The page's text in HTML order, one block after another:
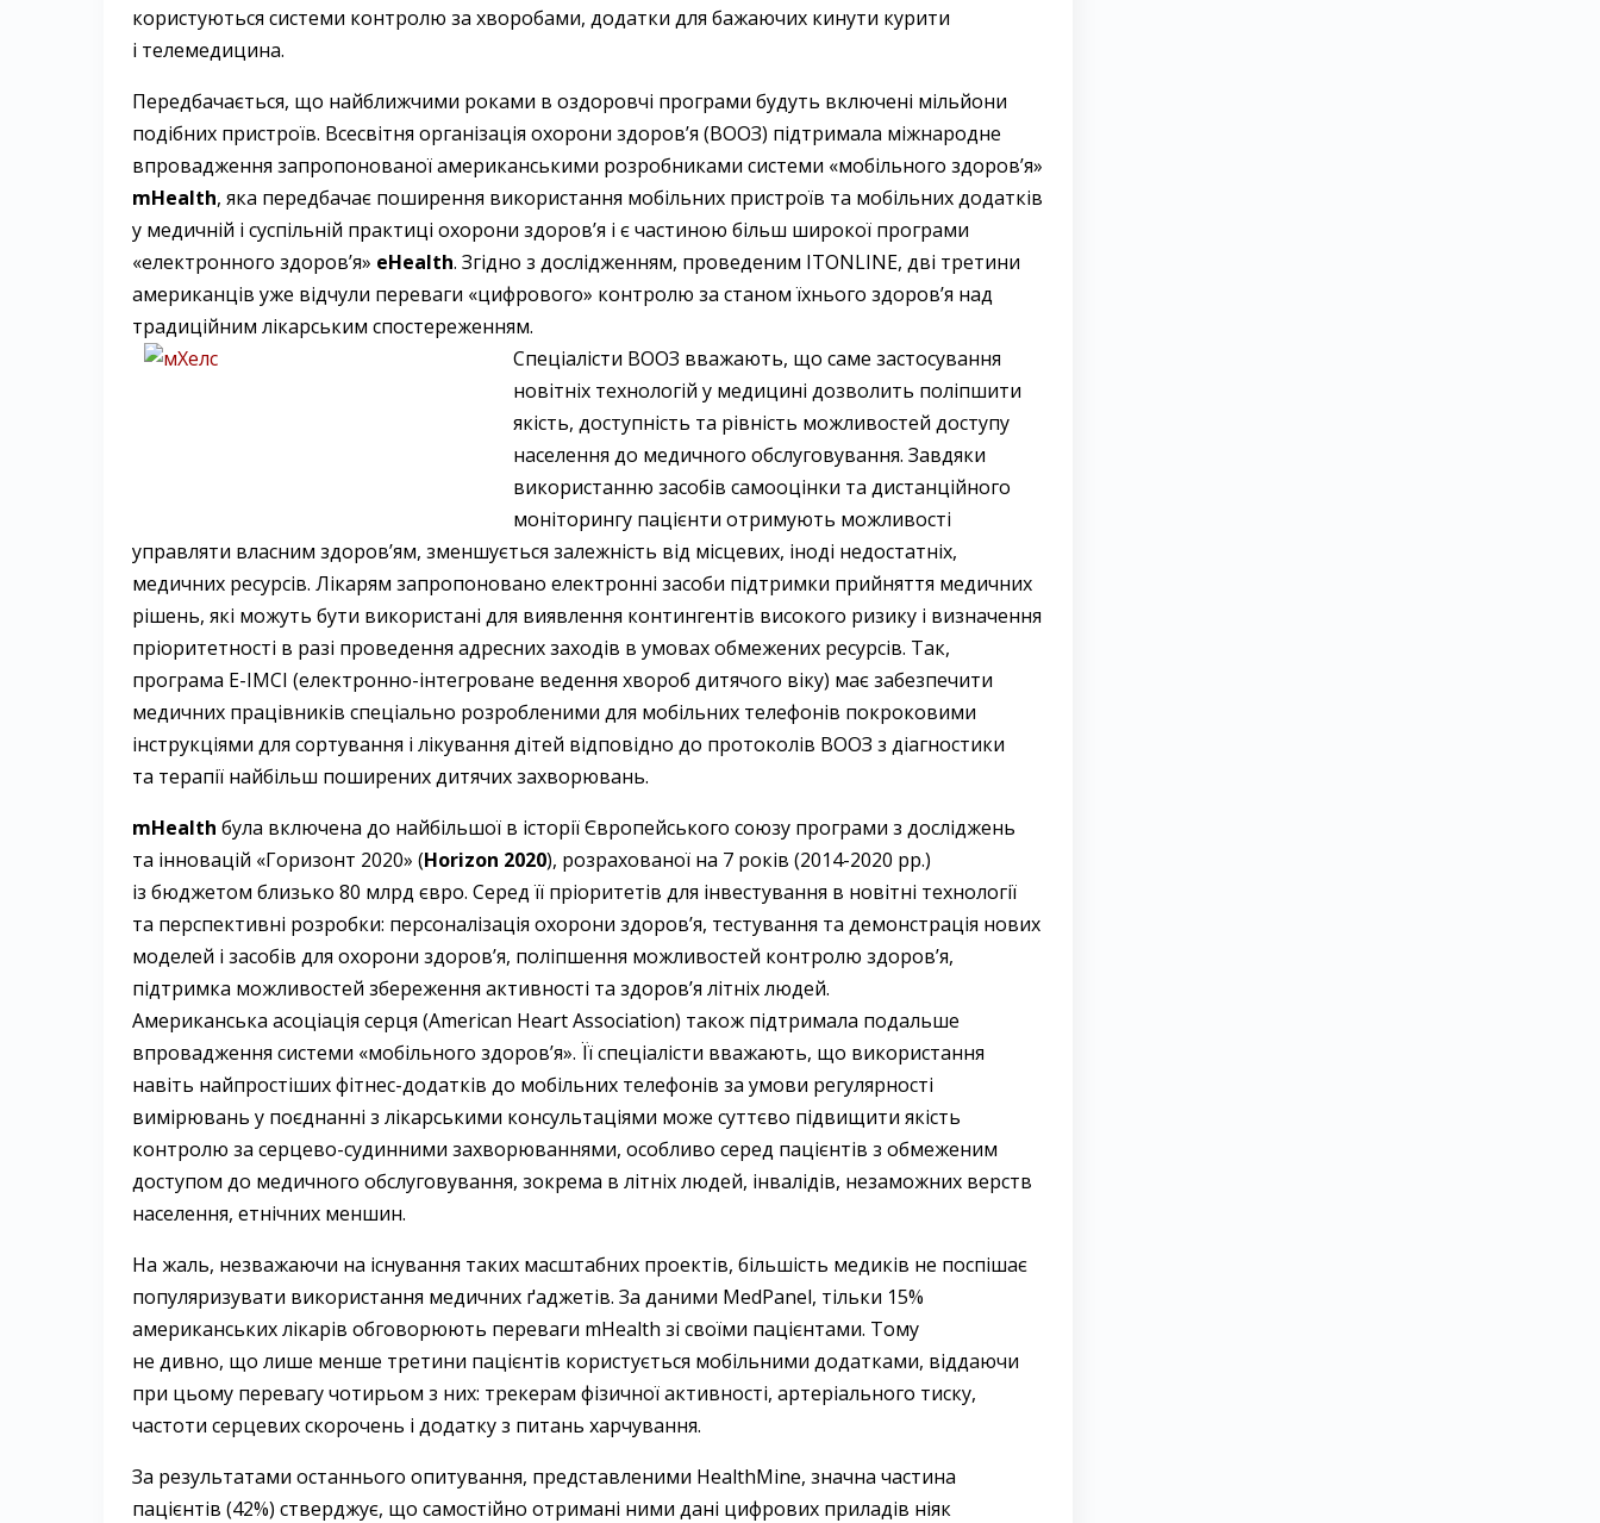
користуються системи контролю за хворобами, додатки для бажаючих кинути курити
і телемедицина.
Передбачається, що найближчими роками в оздоров­чі програми будуть включені мільйони
подібних пристроїв. Всесвітня організація охорони здоров’я (ВООЗ) підтримала міжнародне
впровадження запропонованої американськими розробниками системи «мобільного здоров’я»
mHealth, яка передбачає поширення використання мобільних пристроїв та мобільних додатків
у медичній і суспільній практиці охорони здоров’я і є частиною більш широкої програми
«електронного здоров’я» еHealth. Згідно з дослідженням, проведеним ITONLINE, дві третини
американців уже відчули переваги «цифрового» контролю за станом їхнього здоров’я над
традиційним лікарським спостереженням.
Спеціалісти ВООЗ вважають, що саме застосування
новітніх технологій у медицині дозволить поліпшити
якість, доступність та рівність можливостей доступу
населення до медичного обслуговування. Завдяки
використанню засобів самооцінки та дистанційного
моніторингу пацієнти отримують можливості
управляти власним здоров’ям, зменшується залежність від місцевих, іноді недостатніх,
медичних ресурсів. Лікарям запропоновано електронні засоби підтримки прийняття медичних
рішень, які можуть бути використані для виявлення контингентів високого ризику і визначення
пріоритетності в разі проведення адресних заходів в умовах обмежених ресурсів. Так,
програма E-IMCI (електронно-інтегроване ведення хвороб дитячого віку) має забезпечити
медичних працівників спеціально розробленими для мобільних телефонів покроковими
інструкціями для сортування і лікування дітей відповідно до протоколів ВООЗ з діагностики
та терапії найбільш поширених дитячих захворювань.
mHealth була включена до найбільшої в історії Європейського союзу програми з досліджень
та інновацій «Горизонт 2020» (Horizon 2020), розрахованої на 7 років (2014-2020 рр.)
із бюджетом близько 80 млрд євро. Серед її пріоритетів для інвестування в новітні технології
та перспективні розробки: персоналізація охорони здоров’я, тестування та демонстрація нових
моделей і засобів для охорони здоров’я, поліпшення можливостей контролю здоров’я,
підтримка можливостей збереження активності та здоров’я літніх людей.
Американська асоціація серця (American Heart Association) також підтримала подальше
впровадження системи «мобільного здоров’я». Її спеціалісти вважають, що використання
навіть найпростіших фітнес-додатків до мобільних телефонів за умови регулярності
вимірювань у поєднанні з лікарськими консультаціями може суттєво підвищити якість
контролю за серцево-судинними захворюваннями, особливо серед пацієнтів з обмеженим
доступом до медичного обслуговування, зокрема в літніх людей, інвалідів, незаможних верств
населення, етнічних меншин.
На жаль, незважаючи на існування таких масштабних проектів, більшість медиків не поспішає
популяризувати використання медичних ґаджетів. За даними MedPanel, тільки 15%
американських лікарів обговорюють переваги mHealth зі своїми пацієнтами. Тому
не дивно, що лише менше третини пацієнтів користується мобільними додатками, віддаючи
при цьому перевагу чотирьом з них: трекерам фізичної активності, артеріального тиску,
частоти серцевих скорочень і додатку з питань харчування.
За результатами останнього опитування, представленими HealthMine, значна частина
пацієнтів (42%) стверджує, що самостійно отримані ними дані цифрових приладів ніяк